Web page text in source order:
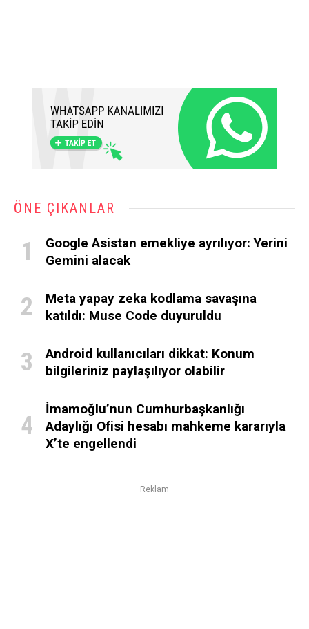
ÖNE ÇIKANLAR
Google Asistan emekliye ayrılıyor: Yerini
Gemini alacak
Meta yapay zeka kodlama savaşına
katıldı: Muse Code duyuruldu
Android kullanıcıları dikkat: Konum
bilgileriniz paylaşılıyor olabilir
İmamoğlu’nun Cumhurbaşkanlığı
Adaylığı Ofisi hesabı mahkeme kararıyla
X’te engellendi
Reklam